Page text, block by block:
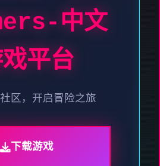
中文
平台
区，开启冒险之旅
下载游戏